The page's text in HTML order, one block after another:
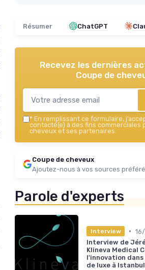
Résumer ChatGPT
Recevez les dernières
Coupe de
* En remplissant ce formulaire,
contacté(e) à des fins commerciales
cheveux et ses partenaires.
Coupe de cheveux
Ajoutez-nous à vos sources
Parole d'experts
Interview •
Interview de
Klineva Medical
l'innovation
de luxe à Istanbul